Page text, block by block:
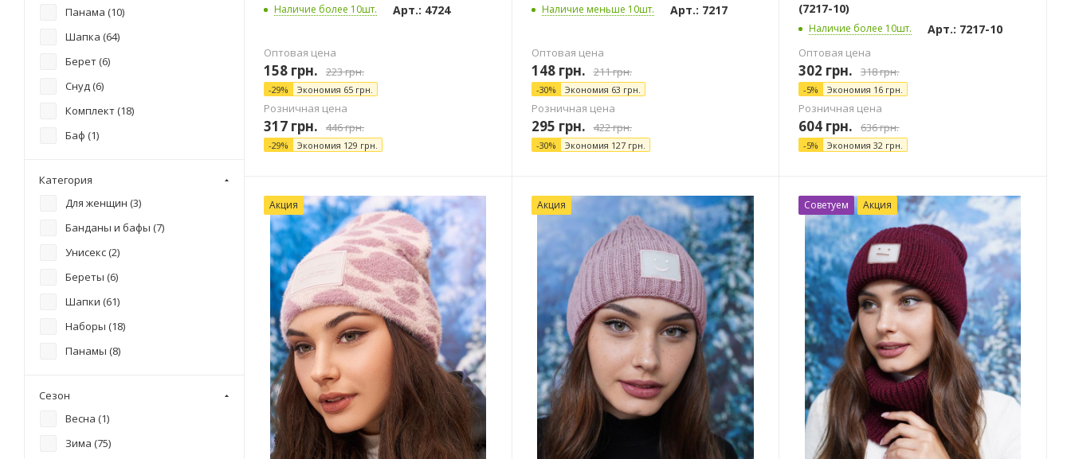
Наличие более 10шт. Арт.: 4724
Оптовая цена
158 грн. 223грн.
-29% Экономия 65 грн.
Розничная цена
317 грн. 446грн.
-29% Экономия 129 грн.
Наличие меньше 10шт. Арт.: 7217
Оптовая цена
148грн. 211грн.
-30% Экономия 63 грн.
Розничная цена
295 грн. 422грн.
-30% Экономия 127грн.
(7217-10)
Наличие более 10шт. Арт.: 7217-10
Оптовая цена
302 грн. 318грн.
-5% Экономия 16 грн.
Розничная цена
604 грн. 636грн.
-5% Экономия32 грн.
Акция Акция Советуем Акция
шапка с отворотом и хомут (
шапка с отворотом и шарф (
шапка с отворотом с бубоном
шапка-колпак (
шапка-колпак и хомут (
шапка-колпак крупной вязки
снуд (1)
шапка-колпак с отворотом (
перчатками (
шапка-лопата (
шапка-лопата с отворотом (
Панама (10)
Шапка (64)
Берет (6)
Снуд (6)
Комплект (18)
Баф (1)
Категория
Для женщин (3)
Банданы и бафы (7)
Унисекс (2)
Береты (6)
Шапки (61)
Наборы (18)
Панамы (8)
Сезон
Весна (1)
Зима (75)